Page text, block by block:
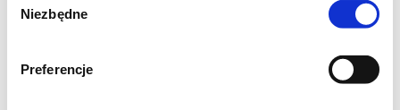
zgody
Niezbędne
Preferencje